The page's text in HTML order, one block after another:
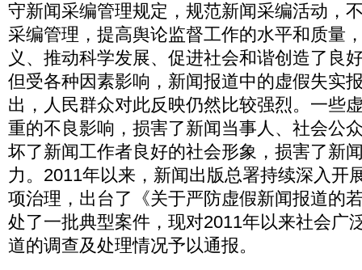
守新闻采编管理规定，规范新闻采编活动，
采编管理，提高舆论监督工作的水平和质量
义、推动科学发展、促进社会和谐创造了良
但受各种因素影响，新闻报道中的虚假失实
出，人民群众对此反映仍然比较强烈。一些
重的不良影响，损害了新闻当事人、社会公
坏了新闻工作者良好的社会形象，损害了新
力。2011年以来，新闻出版总署持续深入开
项治理，出台了《关于严防虚假新闻报道的
处了一批典型案件，现对2011年以来社会广
道的调查及处理情况予以通报。